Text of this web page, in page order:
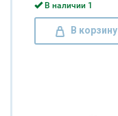
В наличии 1
В корзину